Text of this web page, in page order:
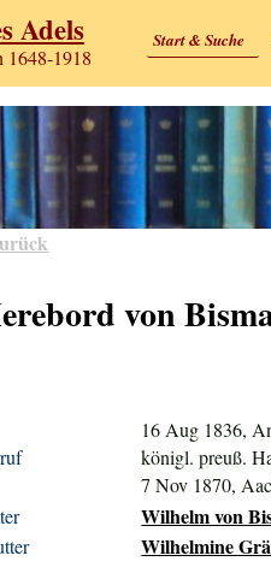
Adels
1648-1918
Start & Suche
von
16 Aug 1836,
königl. preuß.
7 Nov 1870,
Wilhelm von
Wilhelmine